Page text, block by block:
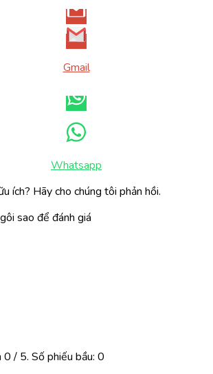
Gmail
Whatsapp
ích? Hãy cho chúng tôi phản hồi.
sao để đánh giá
0/ 5. Số phiếu bầu: 0